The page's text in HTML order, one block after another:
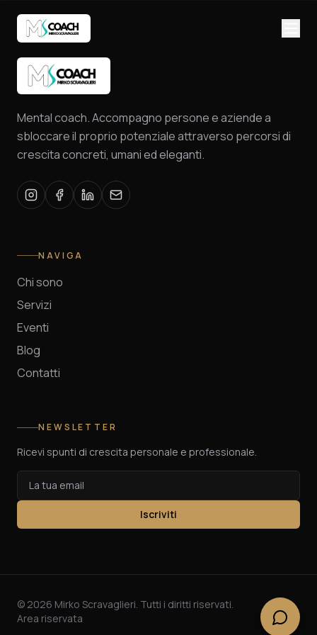
Mental coach. Accompagno persone e aziende a
sbloccare il proprio potenziale attraverso percorsi di
crescita concreti, umani ed eleganti.
NAVIGA
Chi sono
Servizi
Eventi
Blog
Contatti
NEWSLETTER
Ricevi spunti di crescita personale e professionale.
Iscriviti
© 2026 Mirko Scravaglieri. Tutti i diritti riservati.
Area riservata